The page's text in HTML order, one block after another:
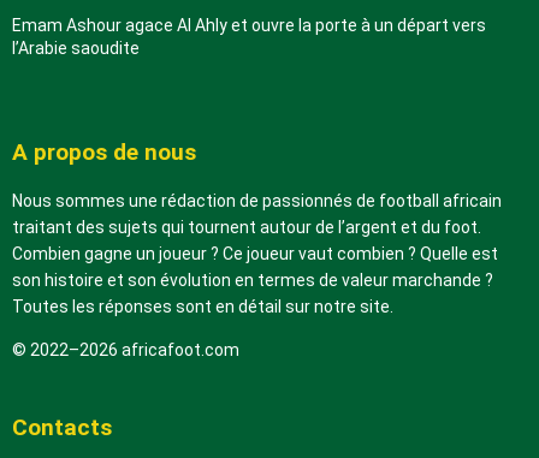
Emam Ashour agace Al Ahly et ouvre la porte à un départ vers
l’Arabie saoudite
A propos de nous
Nous sommes une rédaction de passionnés de football africain
traitant des sujets qui tournent autour de l’argent et du foot.
Combien gagne un joueur ? Ce joueur vaut combien ? Quelle est
son histoire et son évolution en termes de valeur marchande ?
Toutes les réponses sont en détail sur notre site.
© 2022–2026 africafoot.com
Contacts